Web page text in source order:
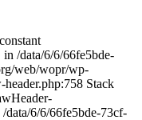
/data/6/6/66fe5bde-
web/wopr/wp-
Stack
6/6/66fe5bde-73cf-